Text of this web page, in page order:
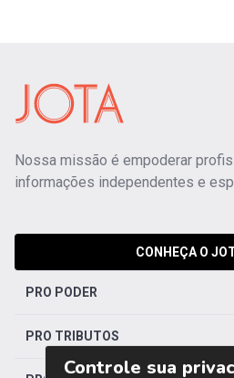
Nossa missão é empoderar
informações independentes e
CONHEÇA O
PRO PODER
PRO TRIBUTOS